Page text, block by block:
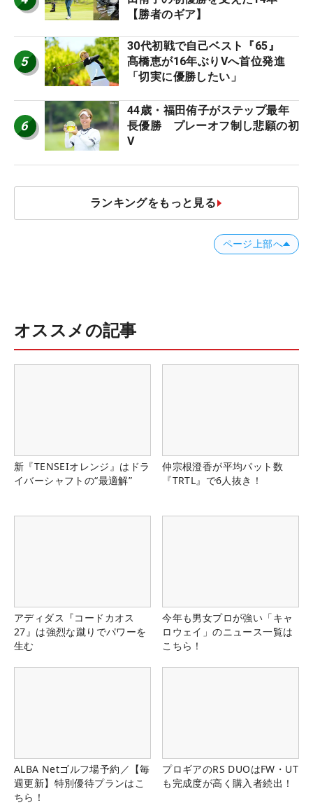
【勝者のギア】
5
30代初戦で自己ベスト『65』
髙橋恵が16年ぶりVへ首位発進
「切実に優勝したい」
6
44歳・福田侑子がステップ最年
長優勝 プレーオフ制し悲願の初
V
ランキングをもっと見る
ページ上部へ
オススメの記事
新『TENSEIオレンジ』はドラ
イバーシャフトの“最適解”
仲宗根澄香が平均パット数
『TRTL』で6人抜き！
アディダス『コードカオス
27』は強烈な蹴りでパワーを
生む
今年も男女プロが強い「キャ
ロウェイ」のニュース一覧は
こちら！
ALBA Netゴルフ場予約／【毎
週更新】特別優待プランはこ
ちら！
プロギアのRS DUOはFW・UT
も完成度が高く購入者続出！